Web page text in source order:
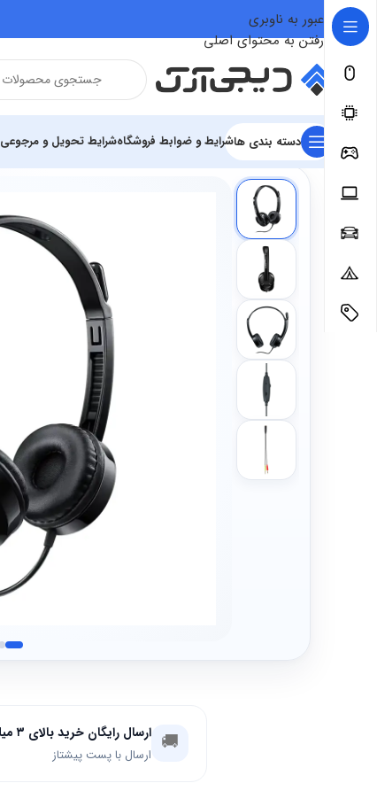
عبور به ناوبری
رفتن به محتوای اصلی
دسته بندی هاشرایط و ضوابط فروشگاهشرایط تحویل و مرجوعی
فروشگاه تجهیزات رایانه و اداری تجهیزات جانبی
🚚 ارسال رایگان خرید بالای ۳ میلیون تومان
ارسال با پست پیشتاز